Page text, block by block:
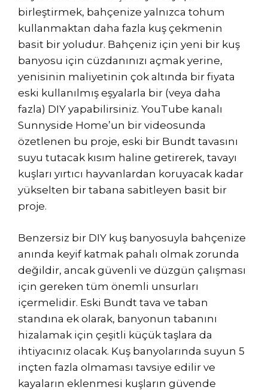
birleştirmek, bahçenize yalnızca tohum
kullanmaktan daha fazla kuş çekmenin
basit bir yoludur. Bahçeniz için yeni bir kuş
banyosu için cüzdanınızı açmak yerine,
yenisinin maliyetinin çok altında bir fiyata
eski kullanılmış eşyalarla bir (veya daha
fazla) DIY yapabilirsiniz. YouTube kanalı
Sunnyside Home’un bir videosunda
özetlenen bu proje, eski bir Bundt tavasını
suyu tutacak kısım haline getirerek, tavayı
kuşları yırtıcı hayvanlardan koruyacak kadar
yükselten bir tabana sabitleyen basit bir
proje.
Benzersiz bir DIY kuş banyosuyla bahçenize
anında keyif katmak pahalı olmak zorunda
değildir, ancak güvenli ve düzgün çalışması
için gereken tüm önemli unsurları
içermelidir. Eski Bundt tava ve taban
standına ek olarak, banyonun tabanını
hizalamak için çeşitli küçük taşlara da
ihtiyacınız olacak. Kuş banyolarında suyun 5
inçten fazla olmaması tavsiye edilir ve
kayaların eklenmesi kuşların güvende